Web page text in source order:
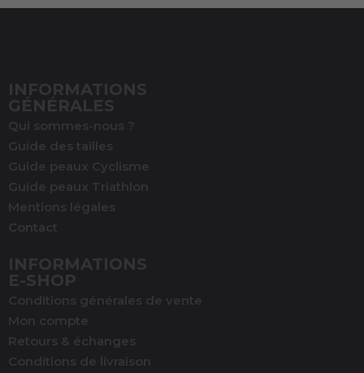
INFORMATIONS
GÉNÉRALES
Qui sommes-nous ?
Guide des tailles
Guide peaux Cyclisme
Guide peaux Triathlon
Mentions légales
Contact
INFORMATIONS
E-SHOP
Conditions générales de vente
Mon compte
Retours & échanges
Conditions de livraison